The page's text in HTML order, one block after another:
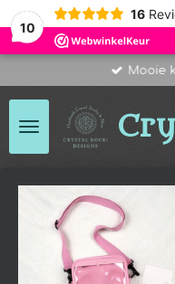
10
16
Mooie